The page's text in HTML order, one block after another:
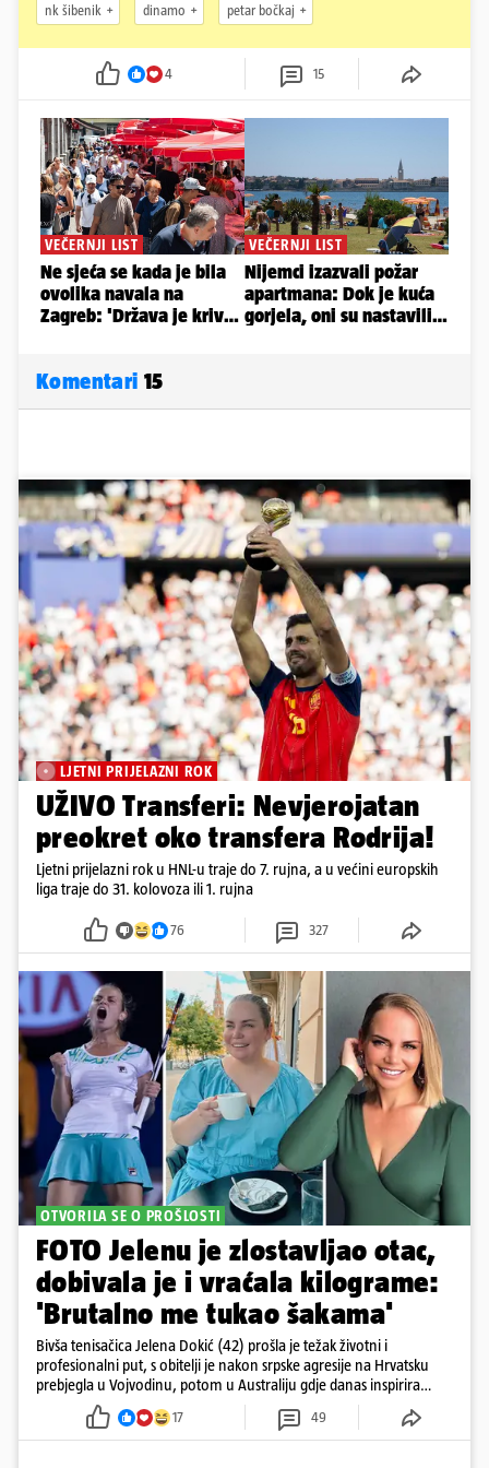
nk šibenik dinamo petar bočkaj
4 15
Komentari 15
LJETNI PRIJELAZNI ROK
UŽIVO Transferi: Nevjerojatan
preokret oko transfera Rodrija!
Ljetni prijelazni rok u HNL-u traje do 7. rujna, a u većini europskih
liga traje do 31. kolovoza ili 1. rujna
76 327
OTVORILA SE O PROŠLOSTI
FOTO Jelenu je zlostavljao otac,
dobivala je i vraćala kilograme:
'Brutalno me tukao šakama'
Bivša tenisačica Jelena Dokić (42) prošla je težak životni i
profesionalni put, s obitelji je nakon srpske agresije na Hrvatsku
prebjegla u Vojvodinu, potom u Australiju gdje danas inspirira
17 49